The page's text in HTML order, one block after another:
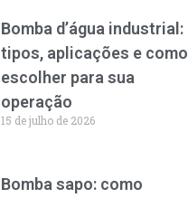
Bomba d’água industrial:
tipos, aplicações e como
escolher para sua
operação
15 de julho de 2026
Bomba sapo: como